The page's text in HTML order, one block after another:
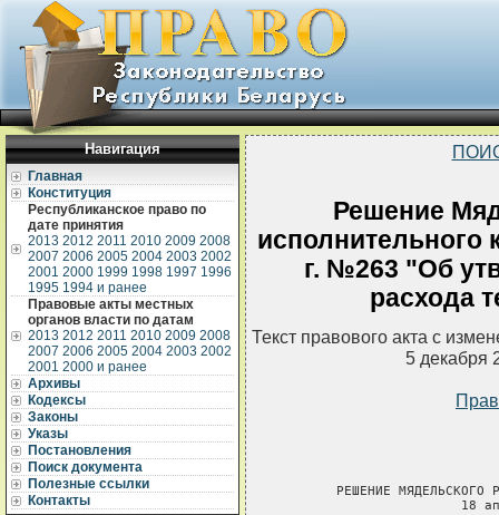
Навигация
Главная
Конституция
Республиканское право по
дате принятия
2013 2012 2011 2010 2009 2008
2007 2006 2005 2004 2003 2002
2001 2000 1999 1998 1997 1996
1995 1994 и ранее
Правовые акты местных
органов власти по датам
2013 2012 2011 2010 2009 2008
2007 2006 2005 2004 2003 2002
2001 2000 и ранее
Архивы
Кодексы
Законы
Указы
Постановления
Поиск документа
Полезные ссылки
Контакты
Решение
исполнительного
г. №263 "Об
расхода
Текст правового акта с
5 декабря
РЕШЕНИЕ МЯДЕЛЬСКОГО
18